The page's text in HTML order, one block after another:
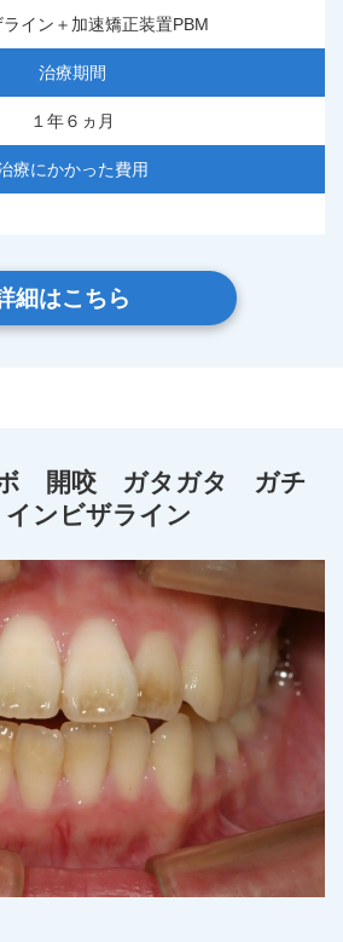
イン＋加速矯正装置PBM
治療期間
１年６ヵ月
療にかかった費用
細はこちら
開咬 ガタガタ ガチ
ンビザライン